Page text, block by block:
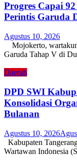
Progres Capai
Perintis Garuda
Agustus 10, 2026
Mojokerto,
Garuda Tahap V di
Daerah
DPD SWI
Konsolidasi
Bulanan
Agustus 10, 2026
Kabupaten
Wartawan Indonesia